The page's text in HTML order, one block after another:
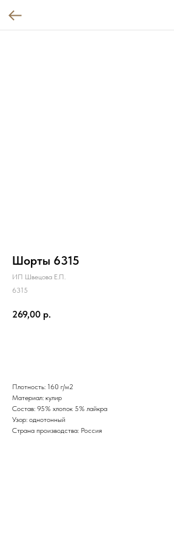
Шорты 6315
ИП Швецова Е.П.
6315
269,00 р.
Плотность: 160 г/м2
Материал: кулир
Состав: 95% хлопок 5% лайкра
Узор: однотонный
Страна производства: Россия